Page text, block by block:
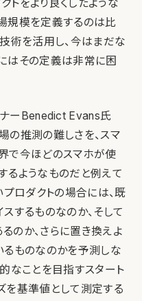
トをより良くしたような
規模を定義するのは比
術を活用し、今はまだな
はその定義は非常に困
ーBenedict Evans氏
の推測の難しさを、スマ
で今ほどのスマホが使
るようなものだと例えて
プロダクトの場合には、既
するものなのか、そして
のか、さらに置き換えよ
るものなのかを予測しな
なことを目指すスタート
を基準値として測定する